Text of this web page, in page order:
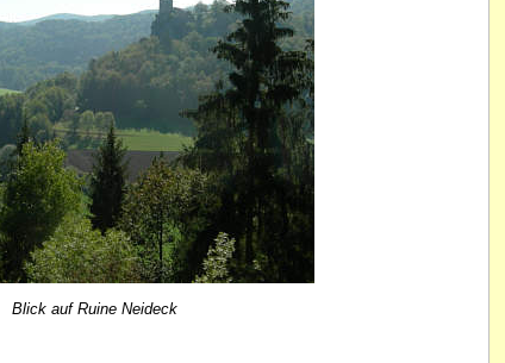
Blick auf Ruine Neideck